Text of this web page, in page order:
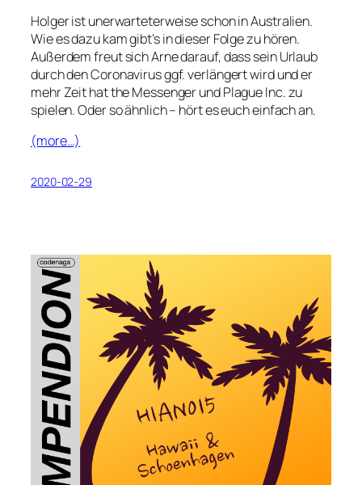
Holger ist unerwarteterweise schon in Australien.
Wie es dazu kam gibt’s in dieser Folge zu hören.
Außerdem freut sich Arne darauf, dass sein Urlaub
durch den Coronavirus ggf. verlängert wird und er
mehr Zeit hat the Messenger und Plague Inc. zu
spielen. Oder so ähnlich – hört es euch einfach an.
(more…)
2020-02-29